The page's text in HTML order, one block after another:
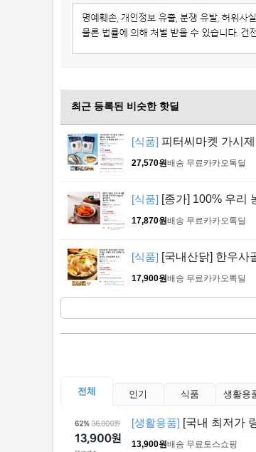
최근 등록된 비슷한 핫딜
[식품] 피터씨마켓 가시
27,570원배송 무료카카오톡딜
[식품] [종가] 100% 우리
17,870원배송 무료카카오톡딜
[식품] [국내산닭] 한우사
17,900원배송 무료카카오톡딜
전체 인기 식품 생활용
[생활용품] [국내 최저가
13,900원배송 무료토스쇼핑